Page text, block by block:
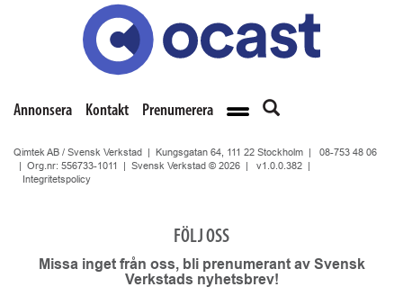
Annonsera Kontakt Prenumerera
Qimtek AB / Svensk Verkstad | Kungsgatan 64, 111 22 Stockholm | 08-753 48 06
| Org.nr: 556733-1011 | Svensk Verkstad © 2026 | v1.0.0.382
Integritetspolicy
FÖLJ OSS
Missa inget från oss, bli prenumerant av Svensk
Verkstads nyhetsbrev!